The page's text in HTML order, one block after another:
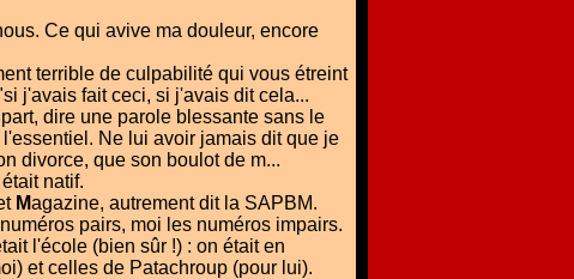
Ce qui avive ma douleur, encore
terrible de culpabilité qui vous étreint
j'avais fait ceci, si j'avais dit cela...
dire une parole blessante sans le
Ne lui avoir jamais dit que je
divorce, que son boulot de m...
natif.
Magazine, autrement dit la SAPBM.
pairs, moi les numéros impairs.
l'école (bien sûr !) : on était en
et celles de Patachroup (pour lui).